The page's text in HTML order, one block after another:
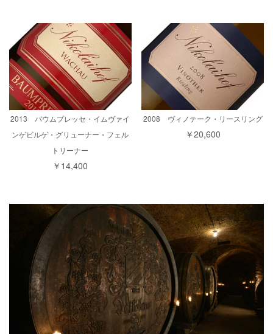
2013 バウムプレッセ・イムヴァイ
ンゲビルゲ・グリューナー・フェル
トリーナー
￥14,400
2008 ヴィノテーク・リースリング
￥20,600